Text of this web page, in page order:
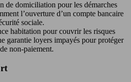
de domiciliation pour les démarches
l’ouverture d’un compte bancaire
sociale.
habitation pour couvrir les risques
garantie loyers impayés pour protéger
non-paiement.